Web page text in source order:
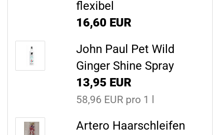
flexibel
16,60 EUR
John Paul Pet Wild
Ginger Shine Spray
13,95 EUR
58,96 EUR pro 1 l
Artero Haarschleifen